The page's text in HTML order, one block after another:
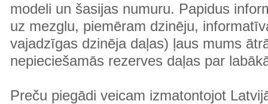
modeli un šasijas numuru. Papidus
uz mezglu, piemēram dzinēju,
vajadzīgas dzinēja daļas) ļaus mums
nepieciešamās rezerves daļas par
Preču piegādi veicam izmatontojot